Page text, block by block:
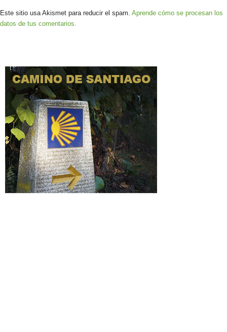
Este sitio usa Akismet para reducir el spam. Aprende cómo se procesan los
datos de tus comentarios.